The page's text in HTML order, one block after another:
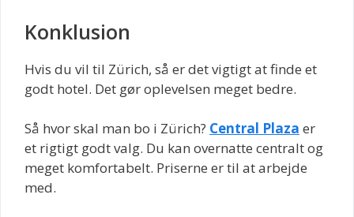
Konklusion
Hvis du vil til Zürich, så er det vigtigt at finde et
godt hotel. Det gør oplevelsen meget bedre.
Så hvor skal man bo i Zürich? Central Plaza er
et rigtigt godt valg. Du kan overnatte centralt og
meget komfortabelt. Priserne er til at arbejde
med.